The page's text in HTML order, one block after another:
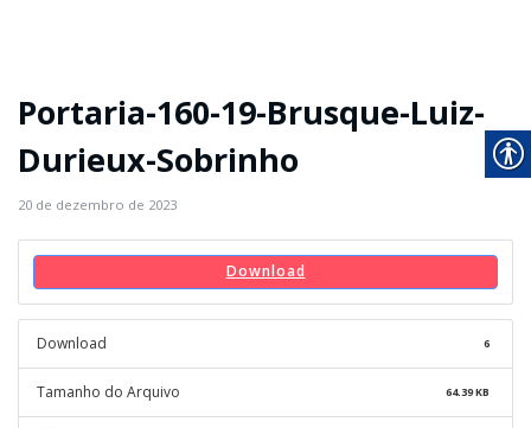
Portaria-160-19-Brusque-Luiz-
Durieux-Sobrinho
20 de dezembro de 2023
Download
Download 6
Tamanho do Arquivo 64.39 KB